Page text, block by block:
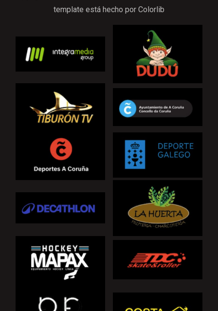
template está hecho por Colorlib